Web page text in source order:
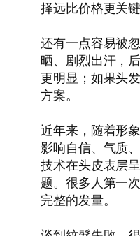
择远比价格更关
还有一点容易被
晒、剧烈出汗，
更明显；如果头
方案。
近年来，随着形
影响自信、气质
技术在头皮表层
题。很多人第一
完整的发量。